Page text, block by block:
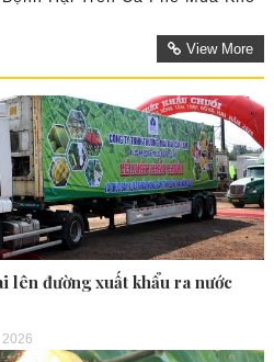
View More
lên đường xuất khẩu ra nước